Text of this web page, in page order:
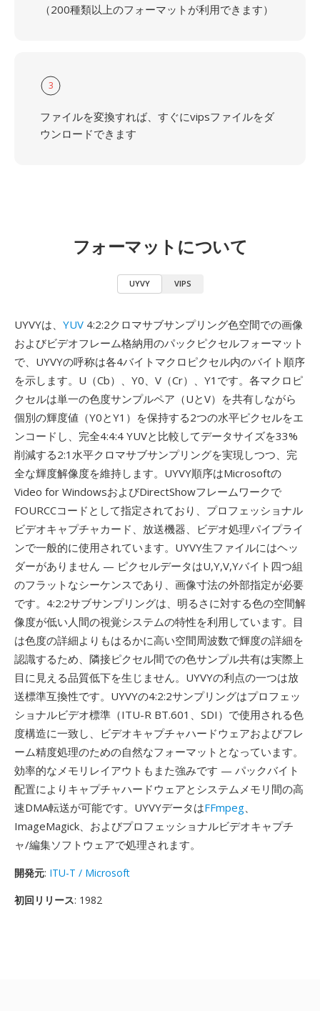
（200種類以上のフォーマットが利用できます）
3
ファイルを変換すれば、すぐにvipsファイルをダ
ウンロードできます
フォーマットについて
UYVY VIPS
UYVYは、 YUV 4:2:2クロマサブサンプリング色空間での画像
およびビデオフレーム格納用のパックピクセルフォーマット
で、UYVYの呼称は各4バイトマクロピクセル内のバイト順序
を示します。U（Cb）、Y0、V（Cr）、Y1です。各マクロピ
クセルは単一の色度サンプルペア（UとV）を共有しながら
個別の輝度値（Y0とY1）を保持する2つの水平ピクセルをエ
ンコードし、完全4:4:4 YUVと比較してデータサイズを33%
削減する2:1水平クロマサブサンプリングを実現しつつ、完
全な輝度解像度を維持します。UYVY順序はMicrosoftの
Video for WindowsおよびDirectShowフレームワークで
FOURCCコードとして指定されており、プロフェッショナル
ビデオキャプチャカード、放送機器、ビデオ処理パイプライ
ンで一般的に使用されています。UYVY生ファイルにはヘッ
ダーがありません — ピクセルデータはU,Y,V,Yバイト四つ組
のフラットなシーケンスであり、画像寸法の外部指定が必要
です。4:2:2サブサンプリングは、明るさに対する色の空間解
像度が低い人間の視覚システムの特性を利用しています。目
は色度の詳細よりもはるかに高い空間周波数で輝度の詳細を
認識するため、隣接ピクセル間での色サンプル共有は実際上
目に見える品質低下を生じません。UYVYの利点の一つは放
送標準互換性です。UYVYの4:2:2サンプリングはプロフェッ
ショナルビデオ標準（ITU-R BT.601、SDI）で使用される色
度構造に一致し、ビデオキャプチャハードウェアおよびフレ
ーム精度処理のための自然なフォーマットとなっています。
効率的なメモリレイアウトもまた強みです — パックバイト
配置によりキャプチャハードウェアとシステムメモリ間の高
速DMA転送が可能です。UYVYデータはFFmpeg、
ImageMagick、およびプロフェッショナルビデオキャプチ
ャ/編集ソフトウェアで処理されます。
開発元: ITU-T / Microsoft
初回リリース: 1982